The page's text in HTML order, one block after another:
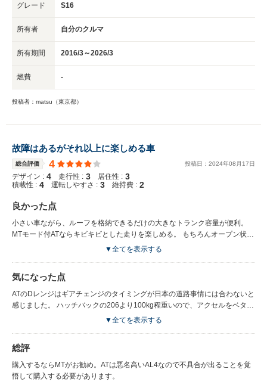
グレード S16
所有者 自分のクルマ
所有期間 2016/3～2026/3
燃費 -
投稿者：matsu（東京都）
故障はあるがそれ以上に楽しめる車
総合評価 4 投稿日： 2024年08 月 17日
デザイン : 4 走行性 : 3 居住性 : 3
積載性 : 4 運転しやすさ : 3 維持費 : 2
良かった点
小さい車ながら、ルーフを格納できるだけの大きなトランク容量が便利。
MTモード付ATならキビキビとした走りを楽しめる。 もちろんオープン状態
▼全てを表示する
気になった点
ATのDレンジはギアチェンジのタイミングが日本の道路事情には合わないと
感じました。 ハッチバックの206より100kg程重いので、アクセルをベタ踏
みしても加速は遅い。 購入後7年目頃に信号待ちなどで停止した際、青信号
り、ATのオーバーホールを20万円ほどかけて行いました。さらに10年後同
じ症状が出て35万円ほどかけて再度ATオーバーホールを行いました。
▼全てを表示する
総評
購入するならMTがお勧め。ATは悪名高いAL4なので不具合が出ることを覚
悟して購入する必要があります。